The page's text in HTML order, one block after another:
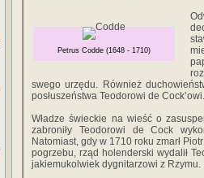
Petrus Codde (1648 - 1710)
swego urzę­du. Również
posłuszeństwa Teodorowi de
Władze świeckie na wieść o
zabroniły Teodorowi de Cock
Natomiast, gdy w 1710 roku zmarł
pogrzebu, rząd holenderski wy­dalił
jakiemukolwiek dygnitarzowi z Rzymu.